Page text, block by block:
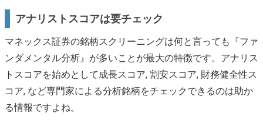
アナリストスコアは要チェック
マネックス証券の銘柄スクリーニングは何と言っても『ファ
ンダメンタル分析』が多いことが最大の特徴です。アナリス
トスコアを始めとして成長スコア, 割安スコア, 財務健全性ス
コア, など専門家による分析銘柄をチェックできるのは助か
る情報ですよね。